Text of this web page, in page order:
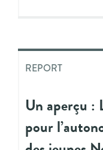
REPORT
Un aperçu :
pour